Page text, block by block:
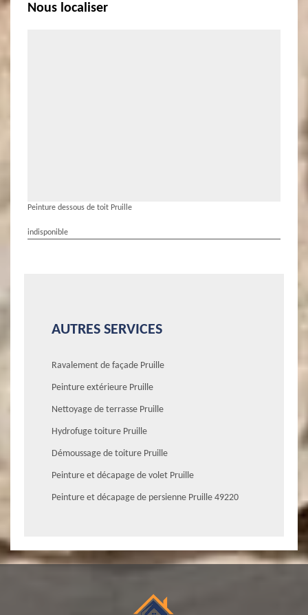
Nous localiser
Peinture dessous de toit Pruille
indisponible
AUTRES SERVICES
Ravalement de façade Pruille
Peinture extérieure Pruille
Nettoyage de terrasse Pruille
Hydrofuge toiture Pruille
Démoussage de toiture Pruille
Peinture et décapage de volet Pruille
Peinture et décapage de persienne Pruille 49220